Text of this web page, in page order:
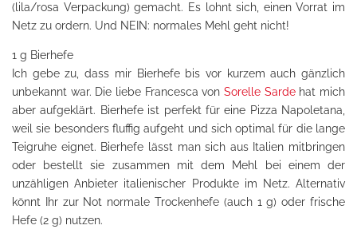
(lila/rosa Verpackung) gemacht. Es lohnt sich, einen Vorrat im
Netz zu ordern. Und NEIN: normales Mehl geht nicht!
1 g Bierhefe
Ich gebe zu, dass mir Bierhefe bis vor kurzem auch gänzlich
unbekannt war. Die liebe Francesca von Sorelle Sardehat mich
aber aufgeklärt. Bierhefe ist perfekt für eine Pizza Napoletana,
weil sie besonders fluffig aufgeht und sich optimal für die lange
Teigruhe eignet. Bierhefe lässt man sich aus Italien mitbringen
oder bestellt sie zusammen mit dem Mehl bei einem der
unzähligen Anbieter italienischer Produkte im Netz. Alternativ
könnt Ihr zur Not normale Trockenhefe (auch 1 g) oder frische
Hefe (2 g) nutzen.